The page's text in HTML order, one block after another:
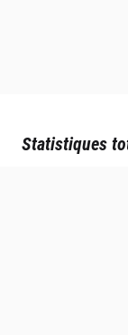
Statistiques